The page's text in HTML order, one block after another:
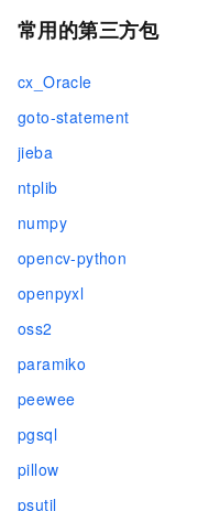
常用的第三方包
cx_Oracle
goto-statement
jieba
ntplib
numpy
opencv-python
openpyxl
oss2
paramiko
peewee
pgsql
pillow
psutil